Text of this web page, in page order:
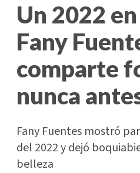
Un 2022
Fany
comparte
nunca
Fany Fuentes mostró
del 2022 y dejó
belleza